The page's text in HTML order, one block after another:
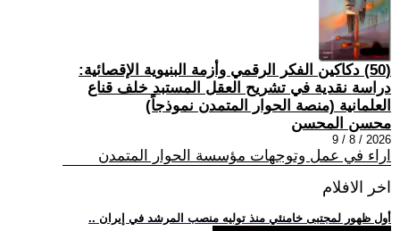
(50) دكاكين الفكر الرقمي وأزمة البنيوية الإقصائية:
دراسة نقدية في تشريح العقل المستبد خلف قناع
العلمانية (منصة الحوار المتمدن نموذجاً)
محسن المحسن
2026 / 8 / 9
اراء في عمل وتوجهات مؤسسة الحوار المتمدن
اخر الافلام
.. أول ظهور لمجتبى خامنئي منذ توليه منصب المرشد في إيران